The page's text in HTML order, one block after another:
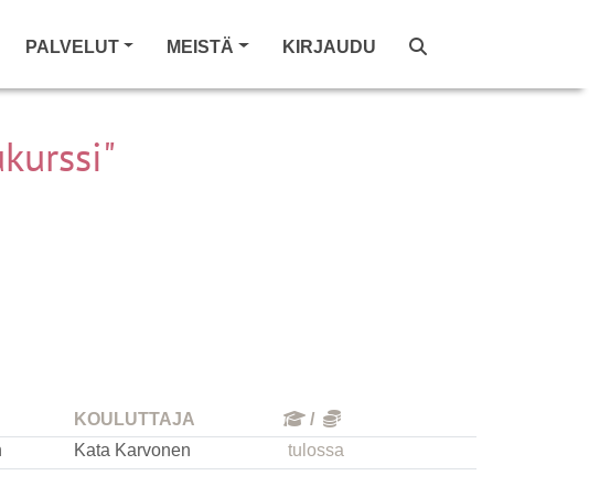
PALVELUT MEISTÄ KIRJAUDU
KOULUTTAJA
/
Kata Karvonen tulossa